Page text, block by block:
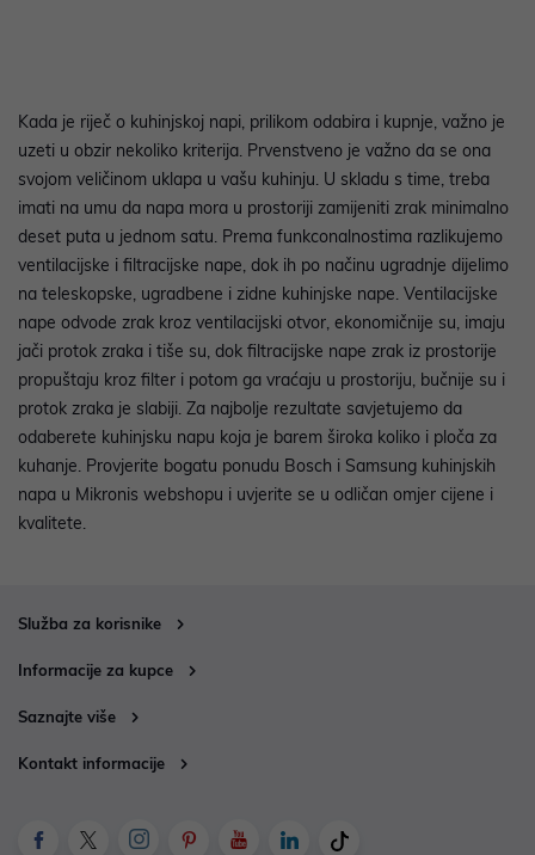
Kada je riječ o kuhinjskoj napi, prilikom odabira i kupnje, važno je
uzeti u obzir nekoliko kriterija. Prvenstveno je važno da se ona
svojom veličinom uklapa u vašu kuhinju. U skladu s time, treba
imati na umu da napa mora u prostoriji zamijeniti zrak minimalno
deset puta u jednom satu. Prema funkconalnostima razlikujemo
ventilacijske i filtracijske nape, dok ih po načinu ugradnje dijelimo
na teleskopske, ugradbene i zidne kuhinjske nape. Ventilacijske
nape odvode zrak kroz ventilacijski otvor, ekonomičnije su, imaju
jači protok zraka i tiše su, dok filtracijske nape zrak iz prostorije
propuštaju kroz filter i potom ga vraćaju u prostoriju, bučnije su i
protok zraka je slabiji. Za najbolje rezultate savjetujemo da
odaberete kuhinjsku napu koja je barem široka koliko i ploča za
kuhanje. Provjerite bogatu ponudu Bosch i Samsung kuhinjskih
napa u Mikronis webshopu i uvjerite se u odličan omjer cijene i
kvalitete.
Služba za korisnike
Informacije za kupce
Saznajte više
Kontakt informacije